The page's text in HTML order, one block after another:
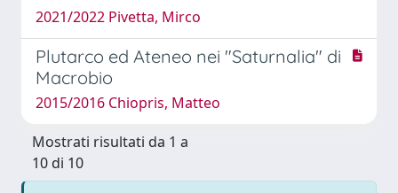
2021/2022 Pivetta, Mirco
Plutarco ed Ateneo nei "Saturnalia" di
Macrobio
2015/2016 Chiopris, Matteo
Mostrati risultati da 1 a
10 di 10